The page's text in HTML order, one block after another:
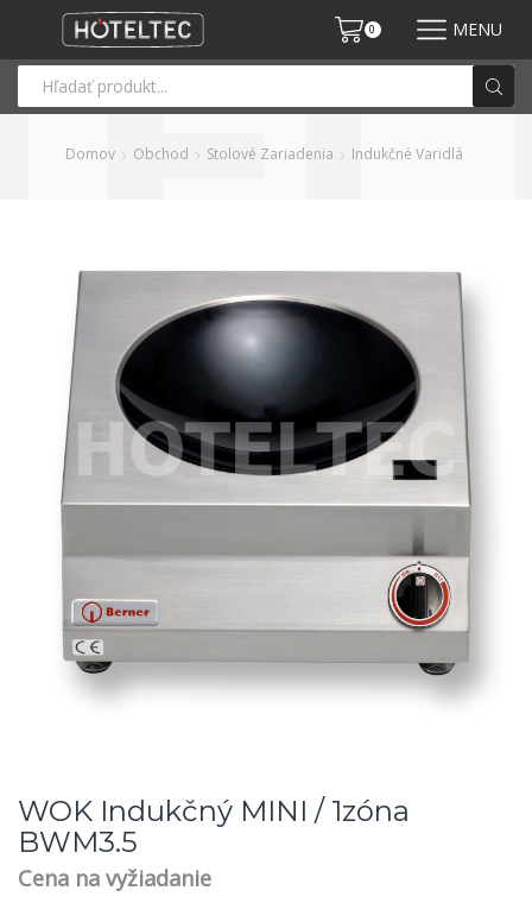
0 MENU
Domov Obchod Stolové Zariadenia Indukčné Varidlá
WOK Indukčný MINI / 1zóna
BWM3.5
Cena na vyžiadanie